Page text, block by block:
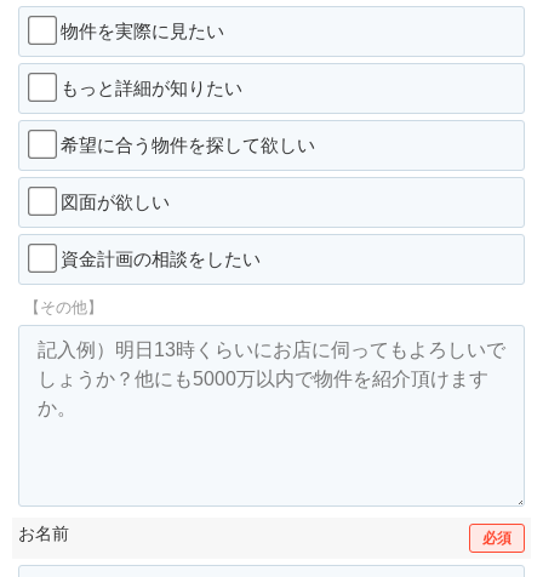
物件を実際に見たい
もっと詳細が知りたい
希望に合う物件を探して欲しい
図面が欲しい
資金計画の相談をしたい
【その他】
お名前 必須